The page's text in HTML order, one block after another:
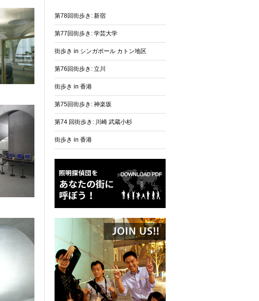
第78回街歩き: 新宿
第77回街歩き: 学芸大学
街歩き in シンガポール カトン地区
第76回街歩き: 立川
街歩き in 香港
第75回街歩き: 神楽坂
第74 回街歩き: 川崎 武蔵小杉
街歩き in 香港